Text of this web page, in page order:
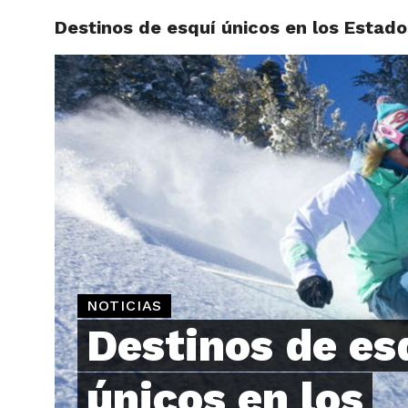
Destinos de esquí únicos en los
NOTICIAS
Destinos de